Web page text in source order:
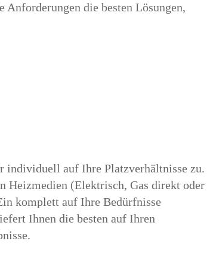
die besten Lösungen,
individuell auf Ihre Platzverhältnisse zu.
Heizmedien (Elektrisch, Gas direkt oder
komplett auf Ihre Bedürfnisse
Ihnen die besten auf Ihren